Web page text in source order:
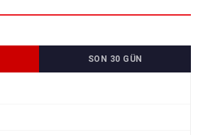
SON 30 GÜN